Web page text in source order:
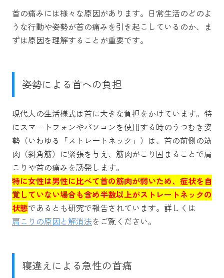
首の痛みには様々な原因があります。日常生活のどのよ
うな行動や姿勢が首の痛みを引き起こしているのか、ま
ずは原因を理解することが重要です。
姿勢による首への負担
現代人の生活様式は首に大きな負担をかけています。特
にスマートフォンやパソコンを使用する時のうつむき姿
勢（いわゆる「ストレートネック」）は、首の前側の筋
肉（斜角筋）に緊張を与え、筋肉がこり固まることで肩
こりや首の痛みを誘発します。
特に女性は男性に比べて首の筋肉が弱いため、症状を自
覚していない場合も含め半数以上がストレートネックの
状態であるとも研究で報告されています。詳しくは
肩こりの原因と解消法をご覧ください。
寝違えによる急性の首痛